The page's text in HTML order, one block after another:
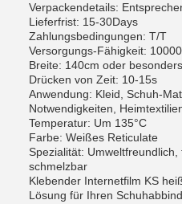
Verpackendetails:
Lieferfrist: 15-30Days
Zahlungsbedingungen: T/T
Versorgungs-Fähigkeit:
Breite: 140cm oder
Drücken von Zeit: 10-15s
Anwendung: Kleid, Schuh-
Notwendigkeiten,
Temperatur: Um 135°C
Farbe: Weißes Reticulate
Spezialität: Umweltfreundlich,
schmelzbar
Klebender Internetfilm KS
Lösung für Ihren